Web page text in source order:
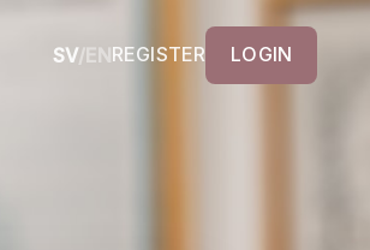
SV/ENREGISTER LOGIN